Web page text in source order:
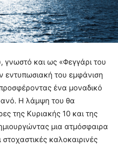
γνωστό και ως «Φεγγάρι του
εντυπωσιακή του εμφάνιση
ένα μοναδικό
Η λάμψη του θα
της Κυριακής 10 και της
μια ατμόσφαιρα
στοχαστικές καλοκαιρινές